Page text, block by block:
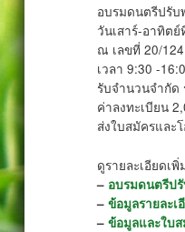
อบรมดนตรีปรับ
วันเสาร์-อาทิต
ณ เลขที่ 20/
เวลา 9:30 -
รับจำนวนจำกัด
ค่าลงทะเบียน
ส่งใบสมัครและ
ดูรายละเอียดเ
– อบรมดนตรีป
–ข้อมูลรายละเ
–ข้อมูลและใบ